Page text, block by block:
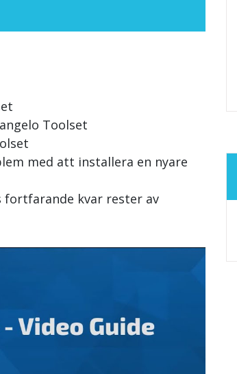
Toolset
med att installera en nyare
fortfarande kvar rester av